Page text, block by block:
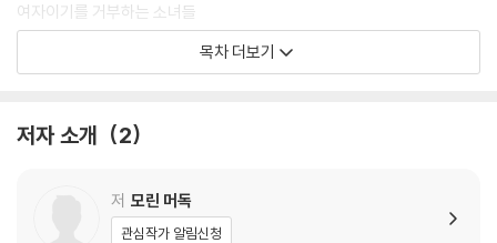
여자이기를 거부하는 소녀들
여정의 시작, 어머니 거부하기
모성 공포증, “난 엄마처럼 살지 않을 거야.”
성모 마리아 또는 매춘부
2장 ‘아버지의 딸’로 자라다
목차 더보기
저자 소개 2
저 모린 머독
관심작가 알림신청